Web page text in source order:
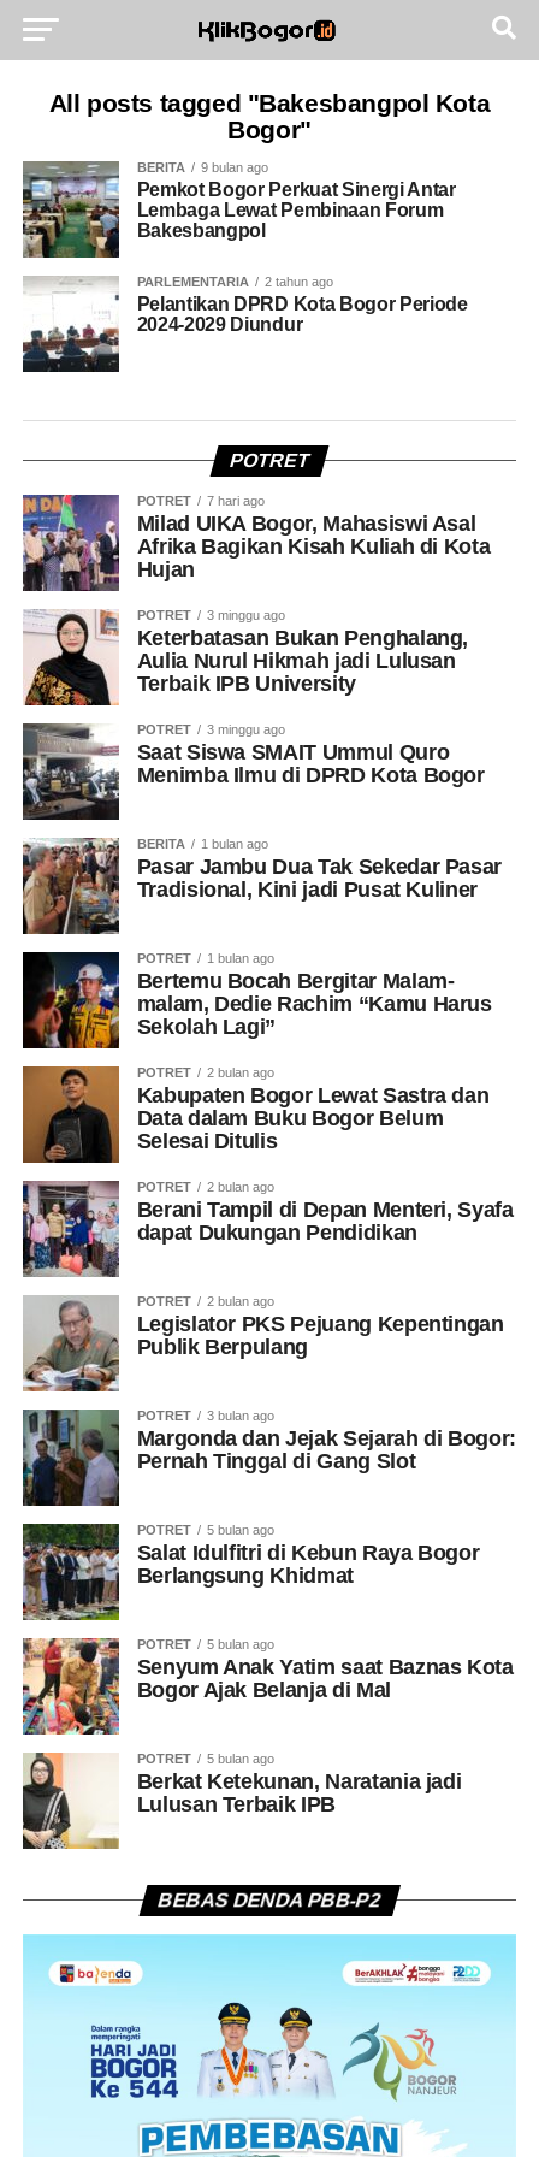
All posts tagged "Bakesbangpol Kota
Bogor"
BERITA 9 bulan ago
Pemkot Bogor Perkuat Sinergi Antar
Lembaga Lewat Pembinaan Forum
Bakesbangpol
PARLEMENTARIA 2 tahun ago
Pelantikan DPRD Kota Bogor Periode
2024-2029 Diundur
POTRET
POTRET 7 hari ago
Milad UIKA Bogor, Mahasiswi Asal
Afrika Bagikan Kisah Kuliah di Kota
Hujan
POTRET 3 minggu ago
Keterbatasan Bukan Penghalang,
Aulia Nurul Hikmah jadi Lulusan
Terbaik IPB University
POTRET 3 minggu ago
Saat Siswa SMAIT Ummul Quro
Menimba Ilmu di DPRD Kota Bogor
BERITA 1 bulan ago
Pasar Jambu Dua Tak Sekedar Pasar
Tradisional, Kini jadi Pusat Kuliner
POTRET 1 bulan ago
Bertemu Bocah Bergitar Malam-
malam, Dedie Rachim “Kamu Harus
Sekolah Lagi”
POTRET 2 bulan ago
Kabupaten Bogor Lewat Sastra dan
Data dalam Buku Bogor Belum
Selesai Ditulis
POTRET 2 bulan ago
Berani Tampil di Depan Menteri, Syafa
dapat Dukungan Pendidikan
POTRET 2 bulan ago
Legislator PKS Pejuang Kepentingan
Publik Berpulang
POTRET 3 bulan ago
Margonda dan Jejak Sejarah di Bogor:
Pernah Tinggal di Gang Slot
POTRET 5 bulan ago
Salat Idulfitri di Kebun Raya Bogor
Berlangsung Khidmat
POTRET 5 bulan ago
Senyum Anak Yatim saat Baznas Kota
Bogor Ajak Belanja di Mal
POTRET 5 bulan ago
Berkat Ketekunan, Naratania jadi
Lulusan Terbaik IPB
BEBAS DENDA PBB-P2